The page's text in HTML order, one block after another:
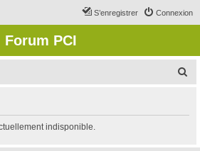
Connexion
S’enregistrer
Forum PCI
indisponible.